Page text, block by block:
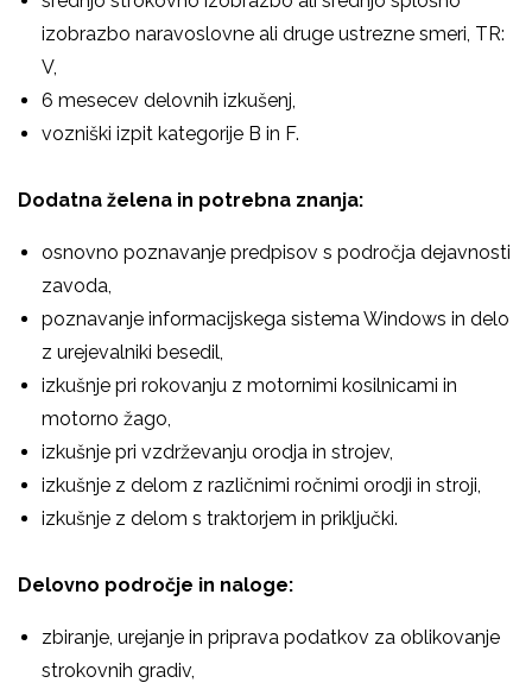
izobrazbo naravoslovne ali druge ustrezne smeri, TR:
V,
6 mesecev delovnih izkušenj,
vozniški izpit kategorije B in F.
Dodatna želena in potrebna znanja:
osnovno poznavanje predpisov s področja dejavnosti
zavoda,
poznavanje informacijskega sistema Windows in delo
z urejevalniki besedil,
izkušnje pri rokovanju z motornimi kosilnicami in
motorno žago,
izkušnje pri vzdrževanju orodja in strojev,
izkušnje z delom z različnimi ročnimi orodji in stroji,
izkušnje z delom s traktorjem in priključki.
Delovno področje in naloge:
zbiranje, urejanje in priprava podatkov za oblikovanje
strokovnih gradiv,